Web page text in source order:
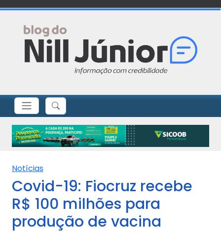
Notícias
Covid-19: Fiocruz recebe
R$ 100 milhões para
produção de vacina